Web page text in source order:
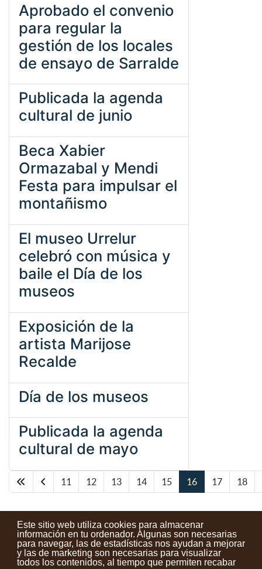
Este sitio web utiliza cookies para almacenar
información en tu ordenador. Algunas son necesarias
para navegar, las de estadísticas nos ayudan a mejorar
y las de marketing son necesarias para visualizar
todos los contenidos, al tiempo que permiten recabar
Aprobado el convenio
para regular la
gestión de los locales
de ensayo de Sarralde
Publicada la agenda
cultural de junio
Beca Xabier
Ormazabal y Mendi
Festa para impulsar el
montañismo
El museo Urrelur
celebró con música y
baile el Día de los
museos
Exposición de la
artista Marijose
Recalde
Día de los museos
Publicada la agenda
cultural de mayo
Página 16 de 23
11 12 13 14 15 16 17 18
Contactos Condiciones de uso Aviso legal Noticias